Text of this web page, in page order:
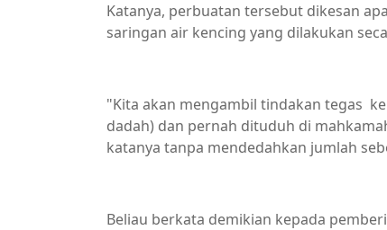
Katanya, perbuatan tersebut dikesan
saringan air kencing yang dilakukan
"Kita akan mengambil tindakan tegas
dadah) dan pernah dituduh di
katanya tanpa mendedahkan jumlah
Beliau berkata demikian kepada